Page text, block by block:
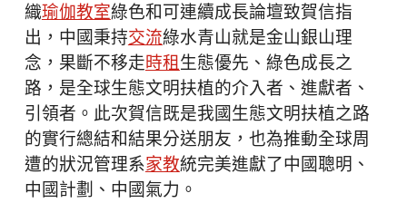
織瑜伽教室綠色和可連續成長論壇致賀信指
出，中國秉持交流綠水青山就是金山銀山理
念，果斷不移走時租生態優先、綠色成長之
路，是全球生態文明扶植的介入者、進獻者、
引領者。此次賀信既是我國生態文明扶植之路
的實行總結和結果分送朋友，也為推動全球周
遭的狀況管理系家教統完美進獻了中國聰明、
中國計劃、中國氣力。